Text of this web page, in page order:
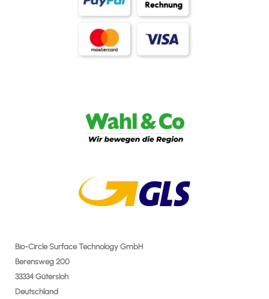
Bio-Circle Surface Technology GmbH
Berensweg 200
33334 Gütersloh
Deutschland